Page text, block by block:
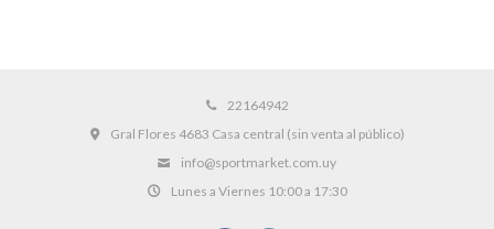
22164942
Gral Flores 4683 Casa central (sin venta al público)
info@sportmarket.com.uy
Lunes a Viernes 10:00 a 17:30